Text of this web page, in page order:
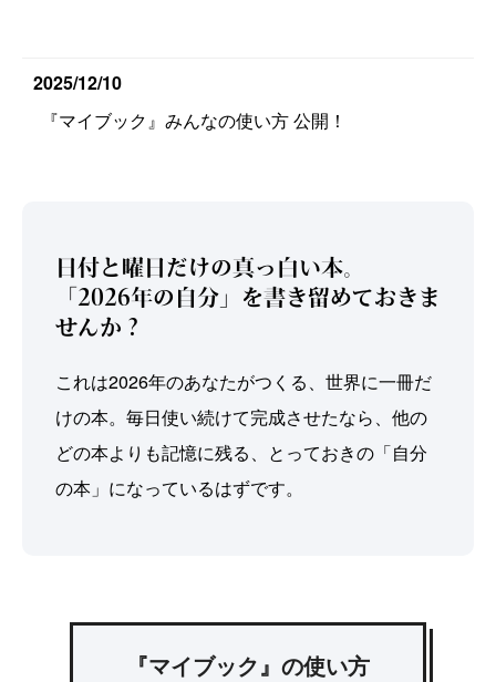
2025/12/10
『マイブック』みんなの使い方 公開！
2025/10/10
あなたの『マイブック』募集開始！
2025/09/29
特設サイトオープン
日付と曜日だけの真っ白い本。
「2026年の自分」を書き留めておきま
せんか？
これは2026年のあなたがつくる、世界に一冊だ
けの本。毎日使い続けて完成させたなら、他の
どの本よりも記憶に残る、とっておきの「自分
の本」になっているはずです。
『マイブック』の使い方